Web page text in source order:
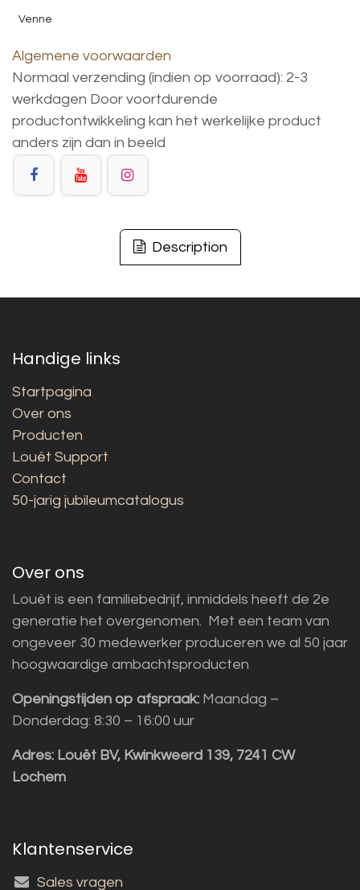
Venne
Algemene voorwaarden
Normaal verzending (indien op voorraad): 2-3
werkdagen Door voortdurende
productontwikkeling kan het werkelijke product
anders zijn dan in beeld
Description
Handige links
Startpagina
Over ons
Producten
Louët Support
Contact
50-jarig jubileumcatalogus
Over ons
Louët is een familiebedrijf, inmiddels heeft de 2e
generatie het overgenomen. Met een team van
ongeveer 30 medewerker produceren we al 50 jaar
hoogwaardige ambachtsproducten
Openingstijden op afspraak: Maandag –
Donderdag: 8:30 – 16:00 uur
Adres: Louët BV, Kwinkweerd 139, 7241 CW
Lochem
Klantenservice
Sales vragen